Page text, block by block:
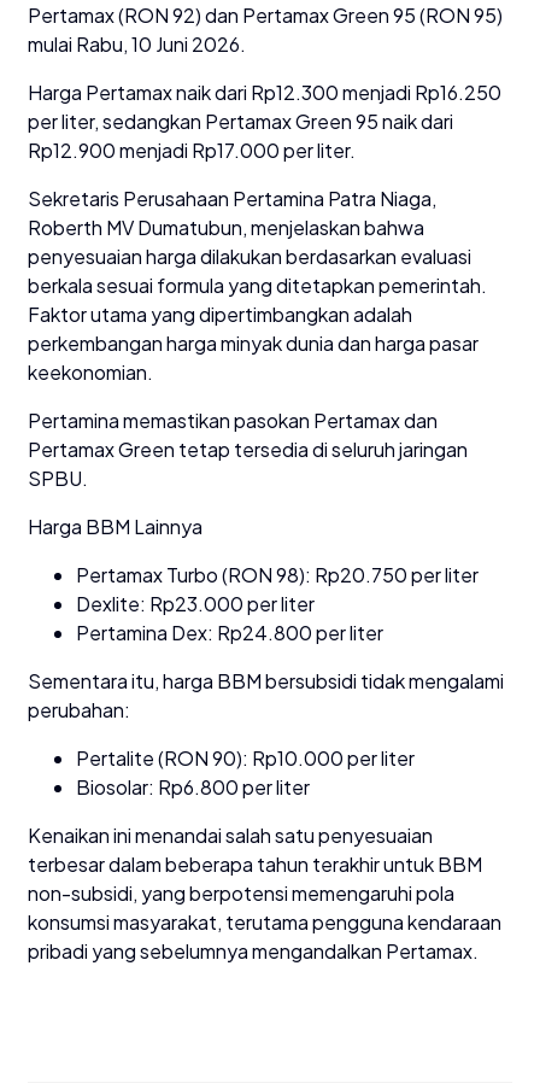
Pertamax (RON 92) dan Pertamax Green 95 (RON 95)
mulai Rabu, 10 Juni 2026.
Harga Pertamax naik dari Rp12.300 menjadi Rp16.250
per liter, sedangkan Pertamax Green 95 naik dari
Rp12.900 menjadi Rp17.000 per liter.
Sekretaris Perusahaan Pertamina Patra Niaga,
Roberth MV Dumatubun, menjelaskan bahwa
penyesuaian harga dilakukan berdasarkan evaluasi
berkala sesuai formula yang ditetapkan pemerintah.
Faktor utama yang dipertimbangkan adalah
perkembangan harga minyak dunia dan harga pasar
keekonomian.
Pertamina memastikan pasokan Pertamax dan
Pertamax Green tetap tersedia di seluruh jaringan
SPBU.
Harga BBM Lainnya
Pertamax Turbo (RON 98): Rp20.750 per liter
Dexlite: Rp23.000 per liter
Pertamina Dex: Rp24.800 per liter
Sementara itu, harga BBM bersubsidi tidak mengalami
perubahan:
Pertalite (RON 90): Rp10.000 per liter
Biosolar: Rp6.800 per liter
Kenaikan ini menandai salah satu penyesuaian
terbesar dalam beberapa tahun terakhir untuk BBM
non-subsidi, yang berpotensi memengaruhi pola
konsumsi masyarakat, terutama pengguna kendaraan
pribadi yang sebelumnya mengandalkan Pertamax.